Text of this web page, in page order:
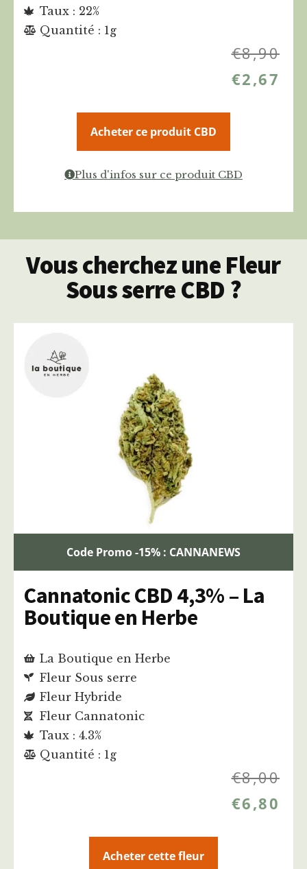
Taux : 22%
Quantité : 1g
€8,90
€2,67
Acheter ce produit CBD
Plus d'infos sur ce produit CBD
Vous cherchez une Fleur
Sous serre CBD ?
Code Promo -15% : CANNANEWS
Cannatonic CBD 4,3% – La
Boutique en Herbe
La Boutique en Herbe
Fleur Sous serre
Fleur Hybride
Fleur Cannatonic
Taux : 4.3%
Quantité : 1g
€8,00
€6,80
Acheter cette fleur